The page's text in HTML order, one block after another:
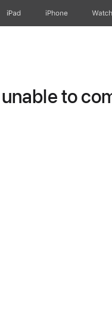
iPad iPhone Watch
to